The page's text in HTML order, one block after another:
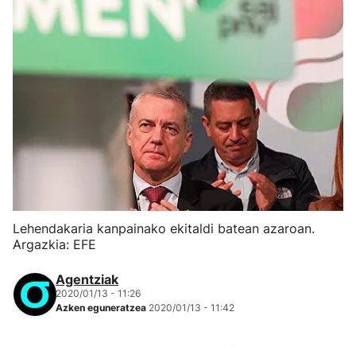
Lehendakaria kanpainako ekitaldi batean azaroan.
Argazkia: EFE
Agentziak
2020/01/13 - 11:26
Azken eguneratzea 2020/01/13 - 11:42